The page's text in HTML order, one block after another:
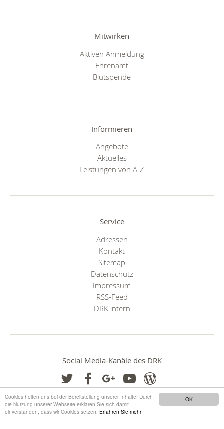
OK
Cookies helfen uns bei der Bereitstellung unserer Inhalte. Durch
die Nutzung unserer Webseite erklären Sie sich damit
einverstanden, dass wir Cookies setzen. Erfahren Sie mehr
Mitwirken
Aktiven Anmeldung
Ehrenamt
Blutspende
Informieren
Angebote
Aktuelles
Leistungen von A-Z
Service
Adressen
Kontakt
Sitemap
Datenschutz
Impressum
RSS-Feed
DRK intern
Social Media-Kanäle des DRK